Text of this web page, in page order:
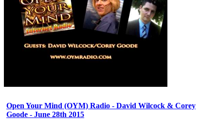
Open Your Mind (OYM) Radio - David Wilcock & Corey
Goode - June 28th 2015